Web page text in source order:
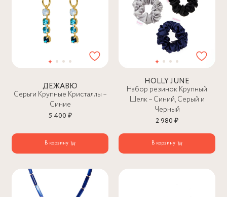
ДЕЖАВЮ
Серьги Крупные Кристаллы –
Синие
5 400 ₽
В корзину
HOLLY JUNE
Набор резинок Крупный
Шелк – Синий, Серый и
Черный
2 980 ₽
В корзину